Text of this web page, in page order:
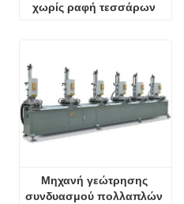
χωρίς ραφή τεσσάρων
Μηχανή γεώτρησης
συνδυασμού πολλαπλών